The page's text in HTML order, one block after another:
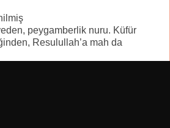
peygamberlik nuru. Küfür
Resulullah’a mah da